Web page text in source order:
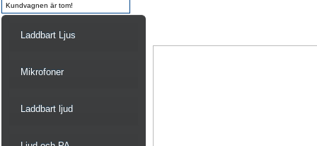
Kundvagnen är tom!
Laddbart Ljus
Mikrofoner
Laddbart ljud